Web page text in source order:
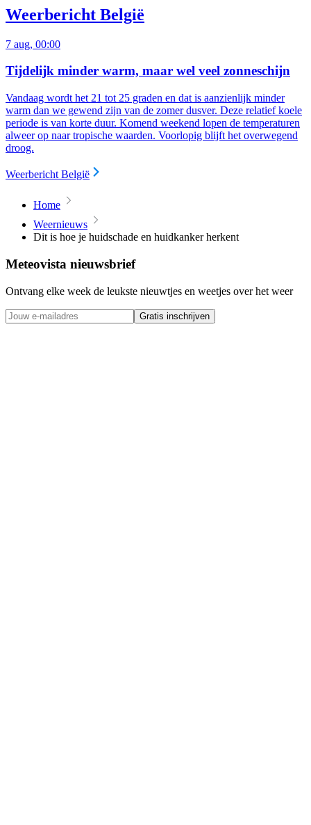
Weerbericht België
7 aug, 00:00
Tijdelijk minder warm, maar wel veel zonneschijn
Vandaag wordt het 21 tot 25 graden en dat is aanzienlijk minder
warm dan we gewend zijn van de zomer dusver. Deze relatief koele
periode is van korte duur. Komend weekend lopen de temperaturen
alweer op naar tropische waarden. Voorlopig blijft het overwegend
droog.
Weerbericht België
Home
Weernieuws
Dit is hoe je huidschade en huidkanker herkent
Meteovista nieuwsbrief
Ontvang elke week de leukste nieuwtjes en weetjes over het weer
Gratis inschrijven